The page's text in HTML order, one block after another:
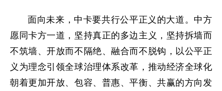
面向未来，中卡要共行公平正义的大道。中方
愿同卡方一道，坚持真正的多边主义，坚持拆墙而
不筑墙、开放而不隔绝、融合而不脱钩，以公平正
义为理念引领全球治理体系改革，推动经济全球化
朝着更加开放、包容、普惠、平衡、共赢的方向发